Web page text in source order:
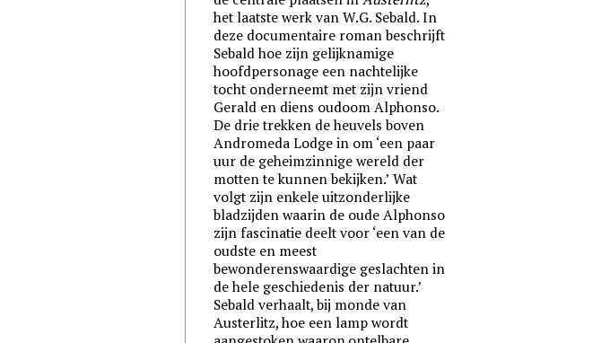
het laatste werk van W.G. Sebald. In
deze documentaire roman beschrijft
Sebald hoe zijn gelijknamige
hoofdpersonage een nachtelijke
tocht onderneemt met zijn vriend
Gerald en diens oudoom Alphonso.
De drie trekken de heuvels boven
Andromeda Lodge in om ‘een paar
uur de geheimzinnige wereld der
motten te kunnen bekijken.’ Wat
volgt zijn enkele uitzonderlijke
bladzijden waarin de oude Alphonso
zijn fascinatie deelt voor ‘een van de
oudste en meest
bewonderenswaardige geslachten in
de hele geschiedenis der natuur.’
Sebald verhaalt, bij monde van
Austerlitz, hoe een lamp wordt